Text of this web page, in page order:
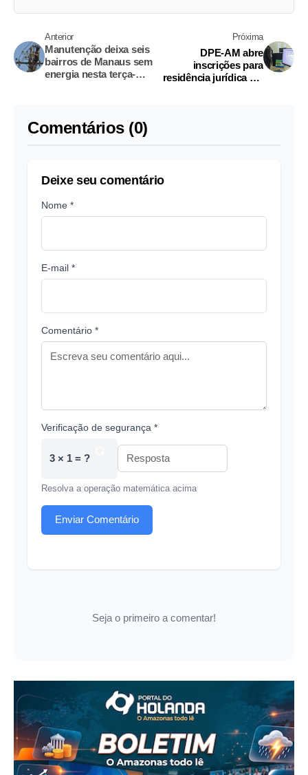
Anterior
Manutenção deixa seis
bairros de Manaus sem
energia nesta terça-
Próxima
DPE-AM abre
inscrições para
residência jurídica em
Comentários (0)
Deixe seu comentário
Nome *
E-mail *
Comentário *
Verificação de segurança *
3 × 1 = ?
Resolva a operação matemática acima
Enviar Comentário
Seja o primeiro a comentar!